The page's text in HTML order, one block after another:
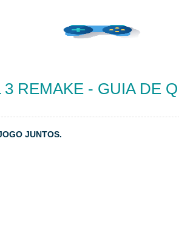
3 REMAKE - GUIA DE
JUNTOS.